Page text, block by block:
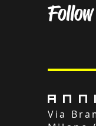
Via